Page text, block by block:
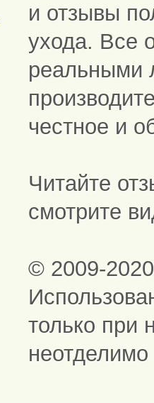
и отзывы
ухода. Все
реальными
честное и
Читайте
смотрите
© 2009-
только при